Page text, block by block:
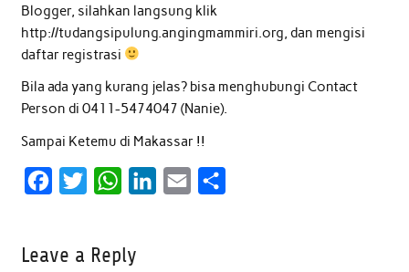
Blogger, silahkan langsung klik
http://tudangsipulung.angingmammiri.org, dan mengisi
daftar registrasi
Bila ada yang kurang jelas? bisa menghubungi Contact
Person di 0411-5474047 (Nanie).
Sampai Ketemu di Makassar !!
e
W
t
Leave a Reply